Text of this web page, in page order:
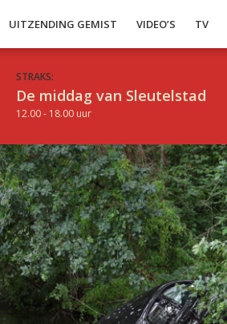
UITZENDING GEMIST VIDEO’S TV
STRAKS:
De middag van Sleutelstad
12.00 - 18.00 uur